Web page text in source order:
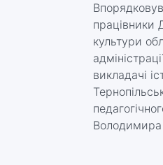
працівники
культури
викладачі
Володимира